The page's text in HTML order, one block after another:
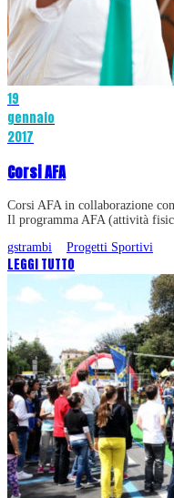
19
gennaio
2017
Corsi AFA
Corsi AFA in collaborazione
Il programma AFA (attività
gstrambi
Progetti Sportivi
LEGGI TUTTO